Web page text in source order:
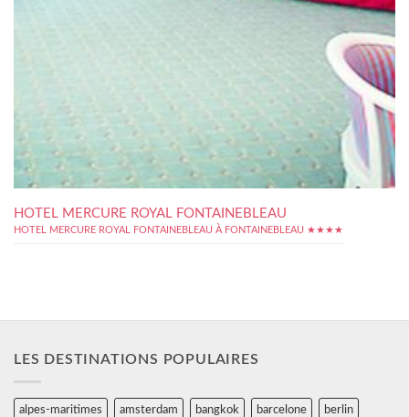
HOTEL MERCURE ROYAL FONTAINEBLEAU
HOTEL MERCURE ROYAL FONTAINEBLEAU À FONTAINEBLEAU ★★★★
LES DESTINATIONS POPULAIRES
alpes-maritimes amsterdam bangkok barcelone berlin